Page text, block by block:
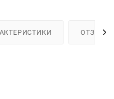
ОТЗЫВЫ